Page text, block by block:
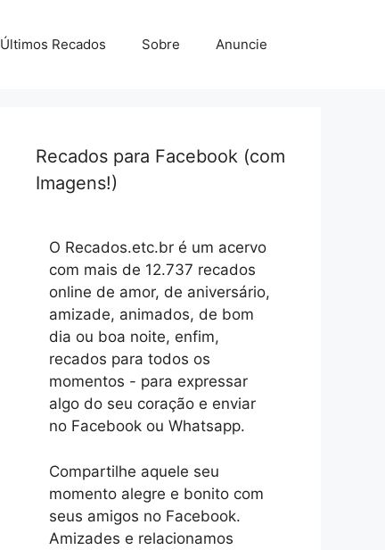
Últimos Recados Sobre Anuncie
Recados para Facebook (com
Imagens!)
O Recados.etc.br é um acervo
com mais de 12.737 recados
online de amor, de aniversário,
amizade, animados, de bom
dia ou boa noite, enfim,
recados para todos os
momentos - para expressar
algo do seu coração e enviar
no Facebook ou Whatsapp.
Compartilhe aquele seu
momento alegre e bonito com
seus amigos no Facebook.
Amizades e relacionamos